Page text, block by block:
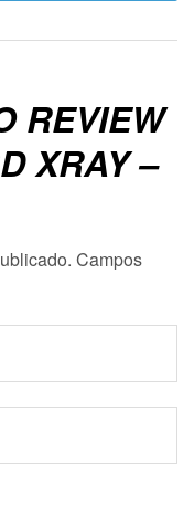
REVIEW
XRAY –
Campos